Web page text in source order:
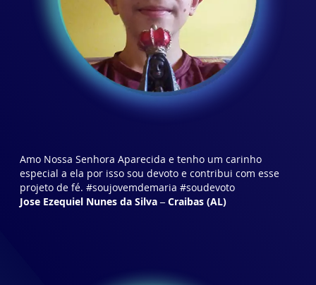
Amo Nossa Senhora Aparecida e tenho um carinho
especial a ela por isso sou devoto e contribui com esse
projeto de fé. #soujovemdemaria #soudevoto
Jose Ezequiel Nunes da Silva – Craibas (AL)